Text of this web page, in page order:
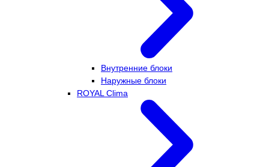
Внутренние блоки
Наружные блоки
ROYAL Clima